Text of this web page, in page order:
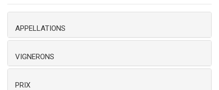
APPELLATIONS
VIGNERONS
PRIX